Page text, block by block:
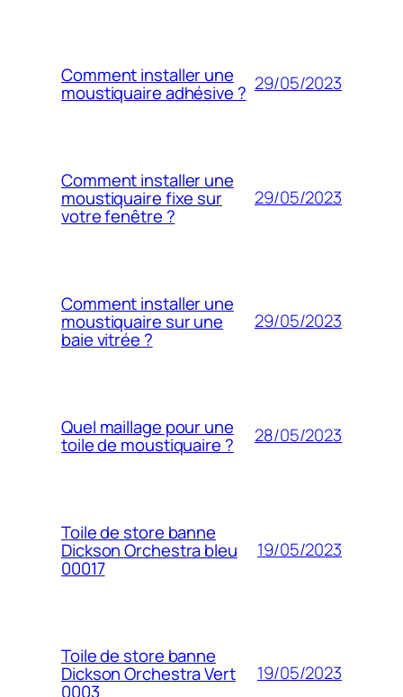
Comment installer une
moustiquaire adhésive ? 29/05/2023
Comment installer une
moustiquaire fixe sur
votre fenêtre ?
29/05/2023
Comment installer une
moustiquaire sur une
baie vitrée ?
29/05/2023
Quel maillage pour une
toile de moustiquaire ? 28/05/2023
Toile de store banne
Dickson Orchestra bleu
00017
19/05/2023
Toile de store banne
Dickson Orchestra Vert
0003
19/05/2023